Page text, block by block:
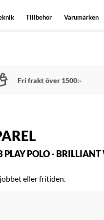
Tillbehör Varumärken
Fri frakt över 1500:-
POLO -
eller fritiden.